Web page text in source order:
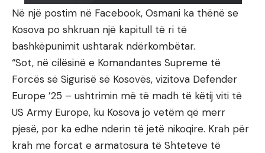
Në një postim në Facebook, Osmani ka thënë se
Kosova po shkruan një kapitull të ri të
bashkëpunimit ushtarak ndërkombëtar.
“Sot, në cilësinë e Komandantes Supreme të
Forcës së Sigurisë së Kosovës, vizitova Defender
Europe ’25 – ushtrimin më të madh të këtij viti të
US Army Europe, ku Kosova jo vetëm që merr
pjesë, por ka edhe nderin të jetë nikoqire. Krah për
krah me forcat e armatosura të Shteteve të